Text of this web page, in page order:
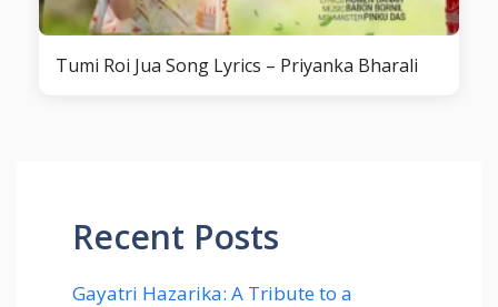
Tumi Roi Jua Song Lyrics – Priyanka Bharali
Recent Posts
Gayatri Hazarika: A Tribute to a